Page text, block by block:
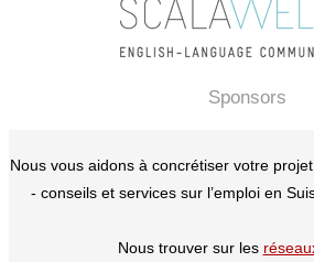
Sponsors
Nous vous aidons à concrétiser votre
- conseils et services sur l’emploi en
Nous trouver sur les